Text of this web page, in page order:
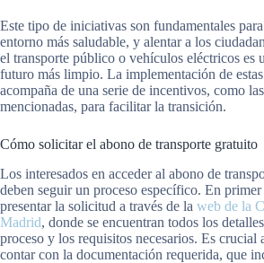
Este tipo de iniciativas son fundamentales
entorno más saludable, y alentar a los
el transporte público o vehículos eléctricos es
futuro más limpio. La implementación de
acompaña de una serie de incentivos, como
mencionadas, para facilitar la transición.
Cómo solicitar el abono de transporte gratuito
Los interesados en acceder al abono de
deben seguir un proceso específico. En primer
presentar la solicitud a través de la web de la
Madrid, donde se encuentran todos los
proceso y los requisitos necesarios. Es crucial
contar con la documentación requerida, que